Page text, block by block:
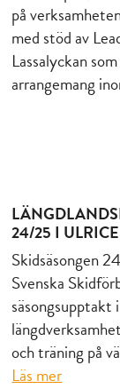
på
med stöd av
Lassalyckan
arrangemang
24/25 I
Skidsäsongen
Svenska
säsongsupptakt
och träning på
Läs mer